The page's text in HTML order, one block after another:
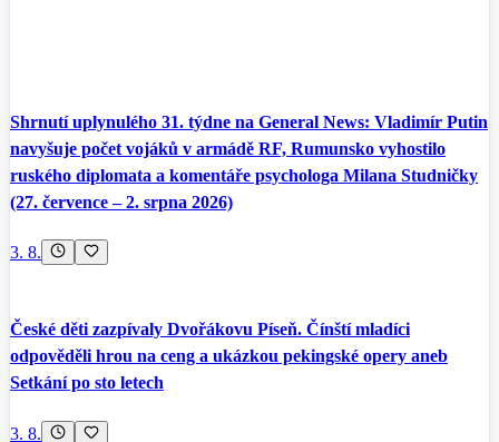
Shrnutí uplynulého 31. týdne na General News: Vladimír Putin
navyšuje počet vojáků v armádě RF, Rumunsko vyhostilo
ruského diplomata a komentáře psychologa Milana Studničky
(27. července – 2. srpna 2026)
3. 8.
České děti zazpívaly Dvořákovu Píseň. Čínští mladíci
odpověděli hrou na ceng a ukázkou pekingské opery aneb
Setkání po sto letech
3. 8.